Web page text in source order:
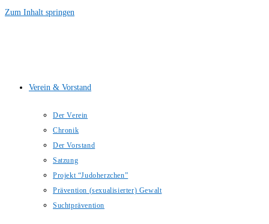
Zum Inhalt springen
Verein & Vorstand
Der Verein
Chronik
Der Vorstand
Satzung
Projekt “Judoherzchen”
Prävention (sexualisierter) Gewalt
Suchtprävention